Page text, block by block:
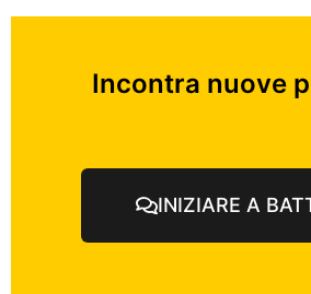
Incontra nuove
INIZIARE A